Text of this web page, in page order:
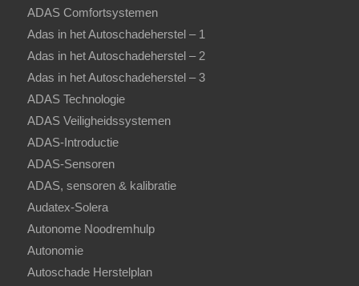
ADAS Comfortsystemen
Adas in het Autoschadeherstel – 1
Adas in het Autoschadeherstel – 2
Adas in het Autoschadeherstel – 3
ADAS Technologie
ADAS Veiligheidssystemen
ADAS-Introductie
ADAS-Sensoren
ADAS, sensoren & kalibratie
Audatex-Solera
Autonome Noodremhulp
Autonomie
Autoschade Herstelplan